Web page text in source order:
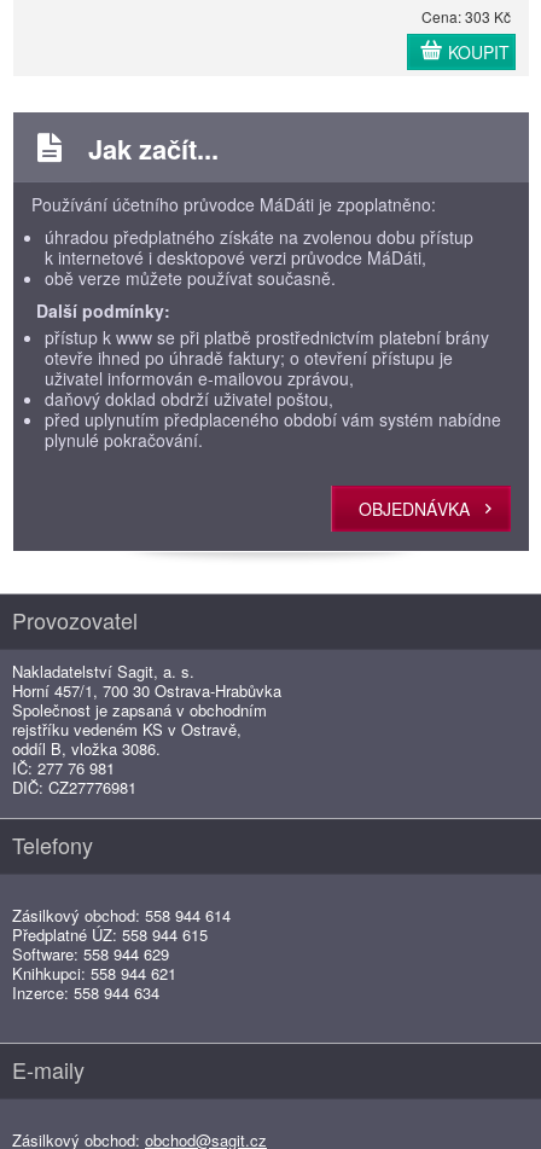
Cena: 303 Kč
KOUPIT
Jak začít...
Používání účetního průvodce MáDáti je zpoplatněno:
úhradou předplatného získáte na zvolenou dobu přístup
k internetové i desktopové verzi průvodce MáDáti,
obě verze můžete používat současně.
Další podmínky:
přístup k www se při platbě prostřednictvím platební brány
otevře ihned po úhradě faktury; o otevření přístupu je
uživatel informován e-mailovou zprávou,
daňový doklad obdrží uživatel poštou,
před uplynutím předplaceného období vám systém nabídne
plynulé pokračování.
OBJEDNÁVKA
Provozovatel
Nakladatelství Sagit, a. s.
Horní 457/1, 700 30 Ostrava-Hrabůvka
Společnost je zapsaná v obchodním
rejstříku vedeném KS v Ostravě,
oddíl B, vložka 3086.
IČ: 277 76 981
DIČ: CZ27776981
Telefony
Zásilkový obchod: 558 944 614
Předplatné ÚZ: 558 944 615
Software: 558 944 629
Knihkupci: 558 944 621
Inzerce: 558 944 634
E-maily
Zásilkový obchod: obchod@sagit.cz